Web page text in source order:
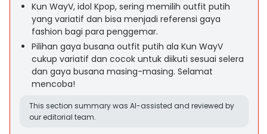
Kun WayV, idol Kpop, sering memilih outfit putih
yang variatif dan bisa menjadi referensi gaya
fashion bagi para penggemar.
Pilihan gaya busana outfit putih ala Kun WayV
cukup variatif dan cocok untuk diikuti sesuai selera
dan gaya busana masing-masing. Selamat
mencoba!
This section summary was AI-assisted and reviewed by
our editorial team.